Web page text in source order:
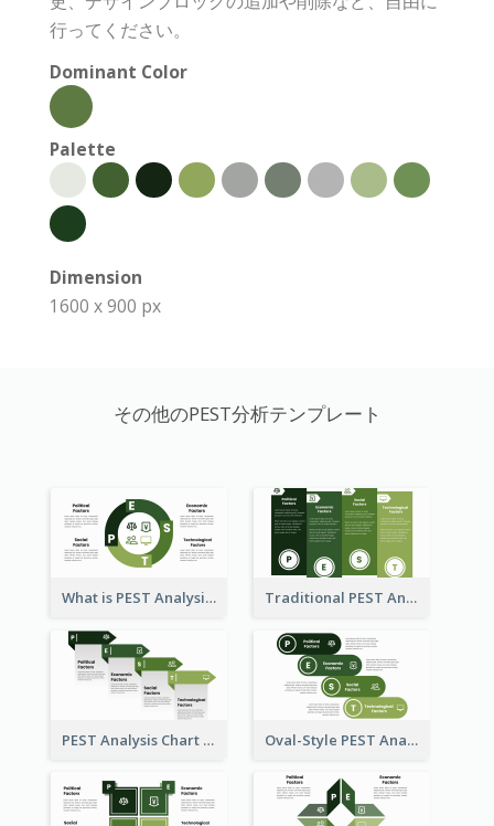
行ってください。
Dominant Color
Palette
Dimension
1600 x 900 px
その他のPEST分析テンプレート
What is PEST Analysis? Customizable PEST Template Traditional PEST Analysis Template
PEST Analysis Chart in Arrow Style Oval-Style PEST Analysis Diagram